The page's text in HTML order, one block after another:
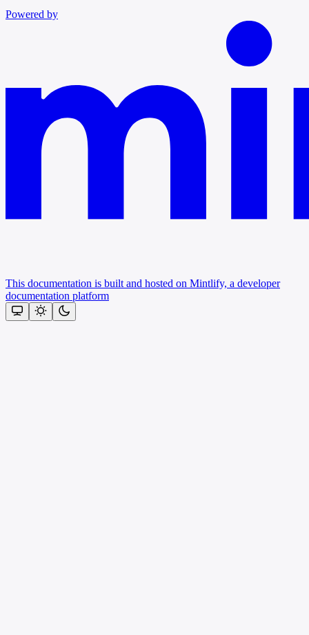
Powered by
This documentation is built and hosted on Mintlify, a developer
documentation platform